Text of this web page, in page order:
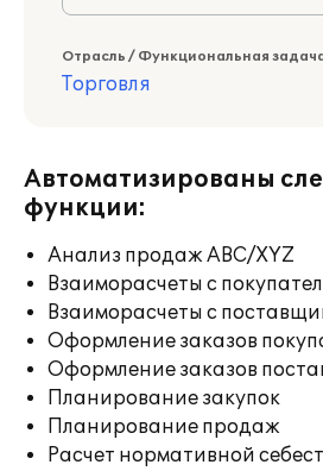
Отрасль / Функциональная
Торговля
Автоматизированы
функции:
Анализ продаж ABC/XYZ
Взаиморасчеты с
Взаиморасчеты с
Оформление заказов
Оформление заказов
Планирование закупок
Планирование продаж
Расчет нормативной